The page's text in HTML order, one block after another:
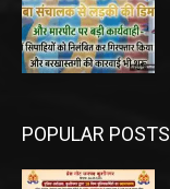
POPULAR POSTS